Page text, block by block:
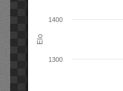
Elo
1300
1400